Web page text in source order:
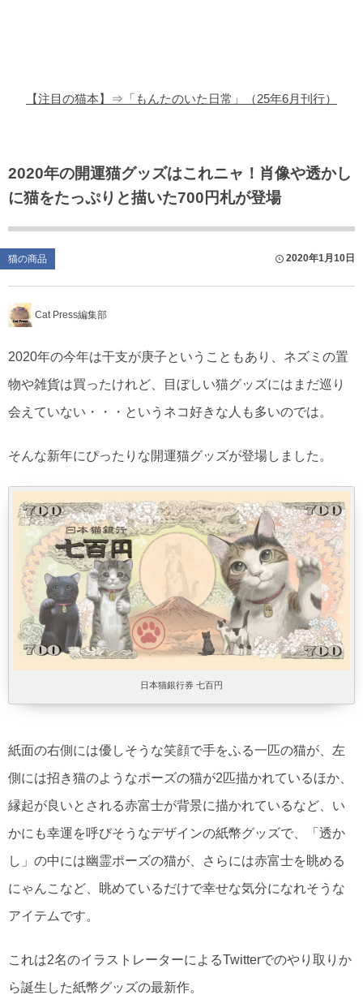
【注目の猫本】⇒「もんたのいた日常」（25年6月刊行）
2020年の開運猫グッズはこれニャ！肖像や透かし
に猫をたっぷりと描いた700円札が登場
猫の商品 2020年1月10日
Cat Press編集部
2020年の今年は干支が庚子ということもあり、ネズミの置
物や雑貨は買ったけれど、目ぼしい猫グッズにはまだ巡り
会えていない・・・というネコ好きな人も多いのでは。
そんな新年にぴったりな開運猫グッズが登場しました。
日本猫銀行券 七百円
紙面の右側には優しそうな笑顔で手をふる一匹の猫が、左
側には招き猫のようなポーズの猫が2匹描かれているほか、
縁起が良いとされる赤富士が背景に描かれているなど、い
かにも幸運を呼びそうなデザインの紙幣グッズで、「透か
し」の中には幽霊ポーズの猫が、さらには赤富士を眺める
にゃんこなど、眺めているだけで幸せな気分になれそうな
アイテムです。
これは2名のイラストレーターによるTwitterでのやり取りか
ら誕生した紙幣グッズの最新作。
猫のゲーム・アプリ
猫のフリー写真素材